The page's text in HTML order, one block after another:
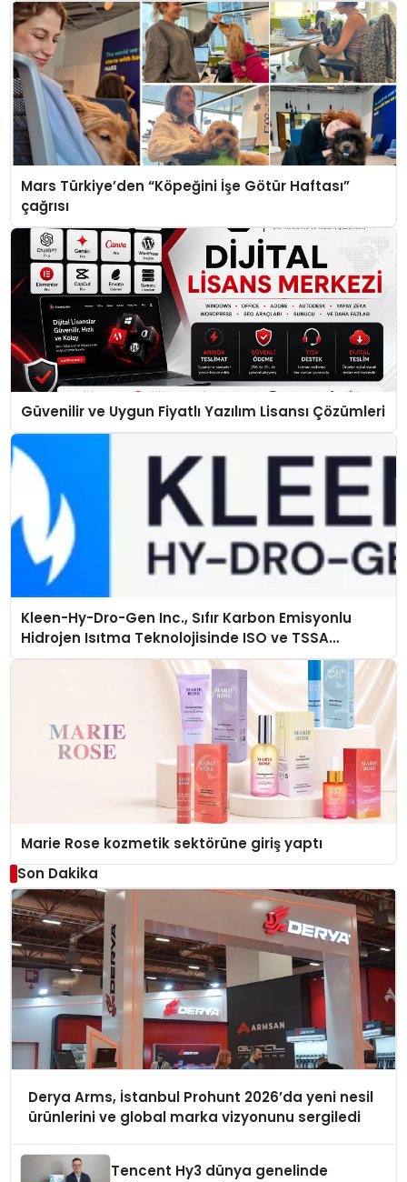
Mars Türkiye’den “Köpeğini İşe Götür Haftası”
çağrısı
Güvenilir ve Uygun Fiyatlı Yazılım Lisansı Çözümleri
Kleen-Hy-Dro-Gen Inc., Sıfır Karbon Emisyonlu
Hidrojen Isıtma Teknolojisinde ISO ve TSSA
Düzenleyici Onaylarını Aldı
Marie Rose kozmetik sektörüne giriş yaptı
Son Dakika
Derya Arms, İstanbul Prohunt 2026’da yeni nesil
ürünlerini ve global marka vizyonunu sergiledi
Tencent Hy3 dünya genelinde